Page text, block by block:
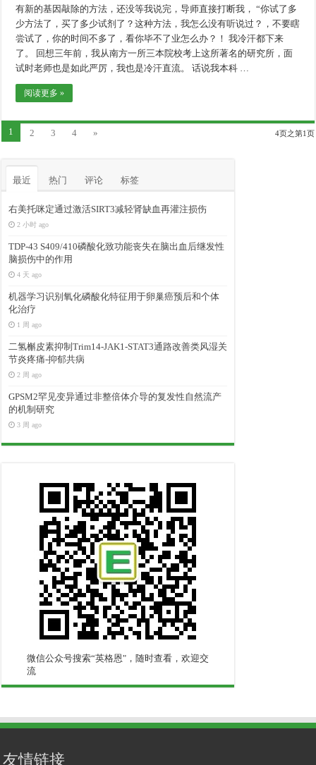
有新的基因敲除的方法，还没等我说完，导师直接打断我， “你试了多
少方法了，买了多少试剂了？这种方法，我怎么没有听说过？，不要瞎
尝试了，你的时间不多了，看你毕不了业怎么办？！ 我冷汗都下来
了。 回想三年前，我从南方一所三本院校考上这所著名的研究所，面
试时老师也是如此严厉，我也是冷汗直流。 话说我本科 …
阅读更多 »
4页之第1页
1 2 3 4 »
最近 热门 评论 标签
右美托咪定通过激活SIRT3减轻肾缺血再灌注损伤
2 小时 ago
TDP-43 S409/410磷酸化致功能丧失在脑出血后继发性
脑损伤中的作用
4 天 ago
机器学习识别氧化磷酸化特征用于卵巢癌预后和个体
化治疗
1 周 ago
二氢槲皮素抑制Trim14-JAK1-STAT3通路改善类风湿关
节炎疼痛-抑郁共病
2 周 ago
GPSM2罕见变异通过非整倍体介导的复发性自然流产
的机制研究
3 周 ago
微信公众号搜索“英格恩"，随时查看，欢迎交
流
友情链接